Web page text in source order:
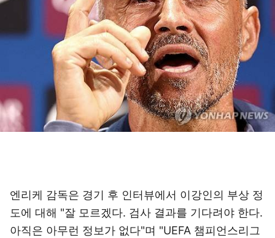
엔리케 감독은 경기 후 인터뷰에서 이강인의 부상 정
도에 대해 "잘 모르겠다. 검사 결과를 기다려야 한다.
아직은 아무런 정보가 없다"며 "UEFA 챔피언스리그